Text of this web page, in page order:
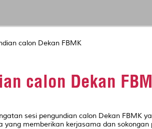
calon Dekan FBMK
calon Dekan
sesi pengundian calon Dekan FBMK
yang memberikan kerjasama dan